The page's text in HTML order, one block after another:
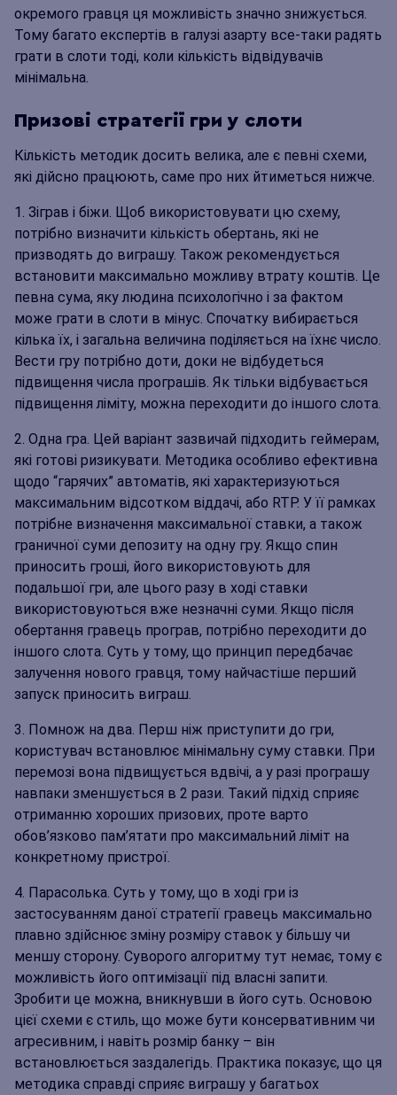
окремого гравця ця можливість значно знижується.
Тому багато експертів в галузі азарту все-таки радять
грати в слоти тоді, коли кількість відвідувачів
мінімальна.
Призові стратегії гри у слоти
Кількість методик досить велика, але є певні схеми,
які дійсно працюють, саме про них йтиметься нижче.
Зіграв і біжи. Щоб використовувати цю схему,
потрібно визначити кількість обертань, які не
призводять до виграшу. Також рекомендується
встановити максимально можливу втрату коштів. Це
певна сума, яку людина психологічно і за фактом
може грати в слоти в мінус. Спочатку вибирається
кілька їх, і загальна величина поділяється на їхнє число.
Вести гру потрібно доти, доки не відбудеться
підвищення числа програшів. Як тільки відбувається
підвищення ліміту, можна переходити до іншого слота.
Одна гра. Цей варіант зазвичай підходить геймерам,
які готові ризикувати. Методика особливо ефективна
щодо “гарячих” автоматів, які характеризуються
максимальним відсотком віддачі, або RTP. У її рамках
потрібне визначення максимальної ставки, а також
граничної суми депозиту на одну гру. Якщо спин
приносить гроші, його використовують для
подальшої гри, але цього разу в ході ставки
використовуються вже незначні суми. Якщо після
обертання гравець програв, потрібно переходити до
іншого слота. Суть у тому, що принцип передбачає
залучення нового гравця, тому найчастіше перший
запуск приносить виграш.
Помнож на два. Перш ніж приступити до гри,
користувач встановлює мінімальну суму ставки. При
перемозі вона підвищується вдвічі, а у разі програшу
навпаки зменшується в 2 рази. Такий підхід сприяє
отриманню хороших призових, проте варто
обов’язково пам’ятати про максимальний ліміт на
конкретному пристрої.
Парасолька. Суть у тому, що в ході гри із
застосуванням даної стратегії гравець максимально
плавно здійснює зміну розміру ставок у більшу чи
меншу сторону. Суворого алгоритму тут немає, тому є
можливість його оптимізації під власні запити.
Зробити це можна, вникнувши в його суть. Основою
цієї схеми є стиль, що може бути консервативним чи
агресивним, і навіть розмір банку – він
встановлюється заздалегідь. Практика показує, що ця
методика справді сприяє виграшу у багатьох